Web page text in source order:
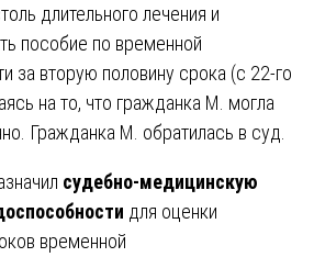
длительного лечения и
пособие по временной
за вторую половину срока (с 22-го
на то, что гражданка М. могла
Гражданка М. обратилась в суд.
судебно-медицинскую
для оценки
временной